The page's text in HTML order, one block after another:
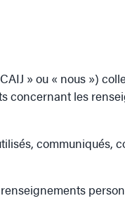
» ou « nous »)
concernant les
communiqués,